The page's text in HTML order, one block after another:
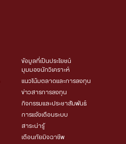
ข้อมูลที่เป็นประโยชน์
มุมมองนักวิเคราะห์
แนวโน้มตลาดและการลงทุน
ข่าวสารการลงทุน
กิจกรรมและประชาสัมพันธ์
การแจ้งเตือนระบบ
สาระน่ารู้
เตือนภัยมิจฉาชีพ